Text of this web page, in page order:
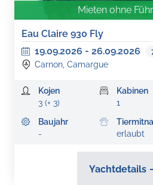
Mieten ohne
Eau Claire 930 Fly
19.09.2026 - 26.09.2026
Carnon, Camargue
Kojen
3 (+ 3)
Kabinen
1
Baujahr
-
erlaubt
Yachtdetails